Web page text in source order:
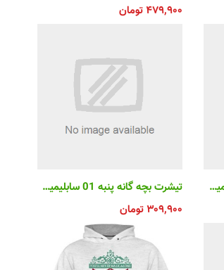
۴۷۹,۹۰۰تومان
تیشرت بچه گانه پنبه 00 سابلیمیشن
تیشرت بچه گانه پنبه 01 سابلیمیشن
۳۰۹,۹۰۰تومان